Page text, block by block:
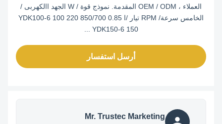
العملاء ، OEM / ODM المقدمة. نموذج قوة / W الجهد االكهربى /
الخامس سرعة/ RPM تيار /ا YDK100-6 100 220 850/700 0.85
YDK150-6 150 ...
أرسل استفسار
Mr. Trustec Marketing